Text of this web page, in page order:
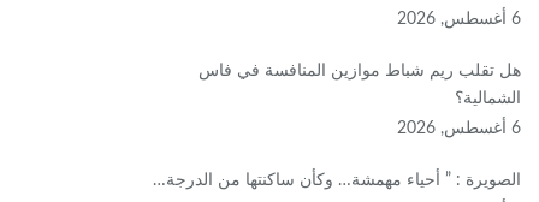
6 أغسطس, 2026
هل تقلب ريم شباط موازين المنافسة في فاس
الشمالية؟
6 أغسطس, 2026
الصويرة : ” أحياء مهمشة… وكأن ساكنتها من الدرجة…